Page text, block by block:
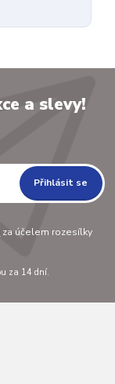
a slevy!
Přihlásit se
za účelem rozesílky
za 14 dní.